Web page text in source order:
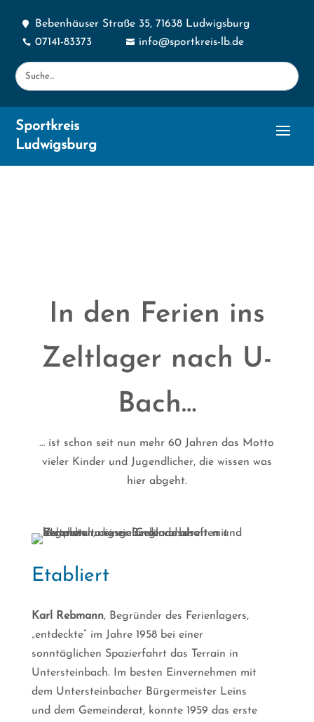
 Bebenhäuser Straße 35, 71638 Ludwigsburg
 07141-83373  info@sportkreis-lb.de
Sportkreis
Ludwigsburg
In den Ferien ins
Zeltlager nach U-
Bach…
… ist schon seit nun mehr 60 Jahren das Motto
vieler Kinder und Jugendlicher, die wissen was
hier abgeht.
Etabliert
Karl Rebmann, Begründer des Ferienlagers,
„entdeckte“ im Jahre 1958 bei einer
sonntäglichen Spazierfahrt das Terrain in
Untersteinbach. Im besten Einvernehmen mit
dem Untersteinbacher Bürgermeister Leins
und dem Gemeinderat, konnte 1959 das erste